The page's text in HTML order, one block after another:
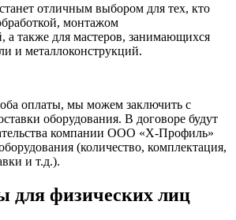
отличным выбором для тех, кто
монтажом
а также для мастеров, занимающихся
и металлоконструкций.
оплаты, мы можем заключить с
оборудования. В договоре будут
компании ООО «Х-Профиль»
(количество, комплектация,
и т.д.).
для физических лиц